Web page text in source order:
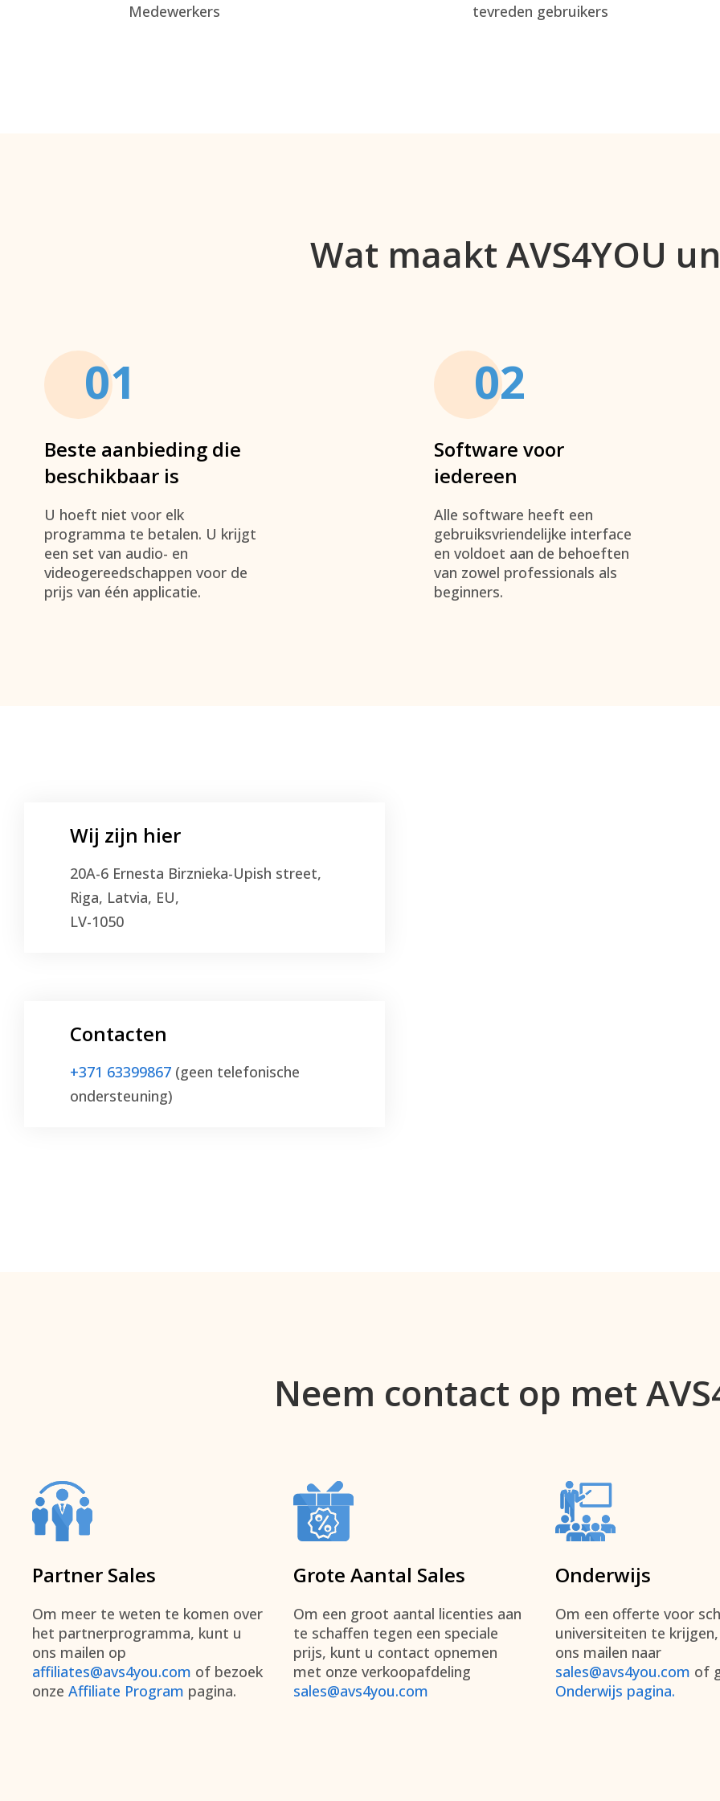
Medewerkers tevreden gebruikers
Wat maakt AVS4YOU
01
Beste aanbieding die
beschikbaar is
U hoeft niet voor elk
programma te betalen. U krijgt
een set van audio- en
videogereedschappen voor de
prijs van één applicatie.
02
Software voor
iedereen
Alle software heeft een
gebruiksvriendelijke interface
en voldoet aan de behoeften
van zowel professionals als
beginners.
Wij zijn hier
20A-6 Ernesta Birznieka-Upish street,
Riga, Latvia, EU,
LV-1050
Contacten
+371 63399867 (geen telefonische
ondersteuning)
Neem contact op met
Partner Sales
Om meer te weten te komen over
het partnerprogramma, kunt u
ons mailen op
affiliates@avs4you.com of bezoek
onze Affiliate Program pagina.
Grote Aantal Sales
Om een groot aantal licenties aan
te schaffen tegen een speciale
prijs, kunt u contact opnemen
met onze verkoopafdeling
sales@avs4you.com
Onderwijs
Om een offerte voor
universiteiten te
ons mailen naar
sales@avs4you.com of
Onderwijs pagina.